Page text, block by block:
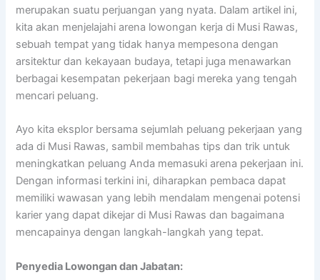
merupakan suatu perjuangan yang nyata. Dalam artikel ini,
kita akan menjelajahi arena lowongan kerja di Musi Rawas,
sebuah tempat yang tidak hanya mempesona dengan
arsitektur dan kekayaan budaya, tetapi juga menawarkan
berbagai kesempatan pekerjaan bagi mereka yang tengah
mencari peluang.
Ayo kita eksplor bersama sejumlah peluang pekerjaan yang
ada di Musi Rawas, sambil membahas tips dan trik untuk
meningkatkan peluang Anda memasuki arena pekerjaan ini.
Dengan informasi terkini ini, diharapkan pembaca dapat
memiliki wawasan yang lebih mendalam mengenai potensi
karier yang dapat dikejar di Musi Rawas dan bagaimana
mencapainya dengan langkah-langkah yang tepat.
Penyedia Lowongan dan Jabatan: